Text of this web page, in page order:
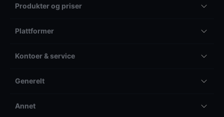
Produkter og priser
Plattformer
Kontoer & service
Generelt
Annet